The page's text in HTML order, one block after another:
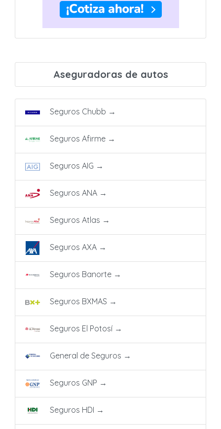
Aseguradoras de autos
Seguros Chubb →
Seguros Afirme →
Seguros AIG →
Seguros ANA →
Seguros Atlas →
Seguros AXA →
Seguros Banorte →
Seguros BXMAS →
Seguros El Potosí →
General de Seguros →
Seguros GNP →
Seguros HDI →